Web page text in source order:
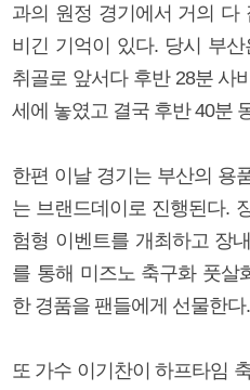
과의 원정 경기에서 거의 다
비긴 기억이 있다. 당시 부
취골로 앞서다 후반 28분 사
세에 놓였고 결국 후반 40분
한편 이날 경기는 부산의 용
는 브랜드데이로 진행된다.
험형 이벤트를 개최하고 장
를 통해 미즈노 축구화 풋살
한 경품을 팬들에게 선물한다.
또 가수 이기찬이 하프타임